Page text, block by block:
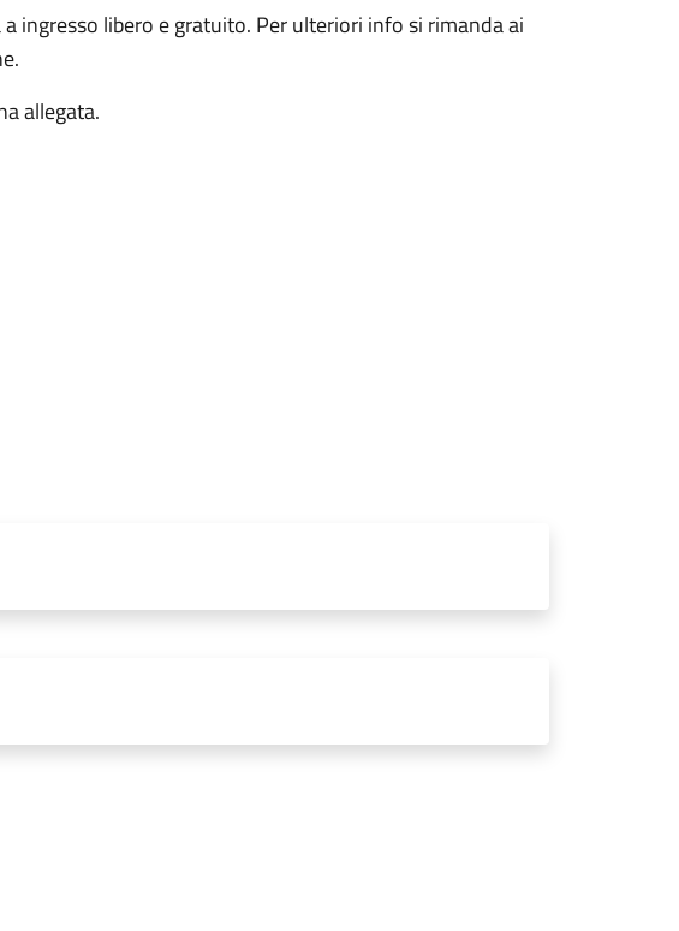
ingresso libero e gratuito. Per ulteriori info si rimanda ai
allegata.